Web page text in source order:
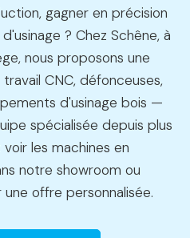
gagner en précision
? Chez Schêne, à
nous proposons une
CNC, défonceuses,
d'usinage bois —
spécialisée depuis plus
les machines en
notre showroom ou
offre personnalisée.